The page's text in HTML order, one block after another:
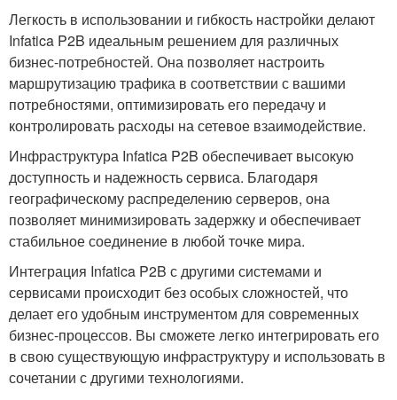
Легкость в использовании и гибкость настройки делают
Infatica P2B идеальным решением для различных
бизнес-потребностей. Она позволяет настроить
маршрутизацию трафика в соответствии с вашими
потребностями, оптимизировать его передачу и
контролировать расходы на сетевое взаимодействие.
Инфраструктура Infatica P2B обеспечивает высокую
доступность и надежность сервиса. Благодаря
географическому распределению серверов, она
позволяет минимизировать задержку и обеспечивает
стабильное соединение в любой точке мира.
Интеграция Infatica P2B с другими системами и
сервисами происходит без особых сложностей, что
делает его удобным инструментом для современных
бизнес-процессов. Вы сможете легко интегрировать его
в свою существующую инфраструктуру и использовать в
сочетании с другими технологиями.